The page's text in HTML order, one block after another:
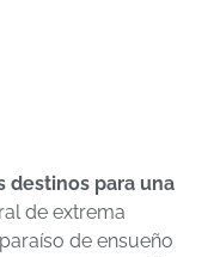
destinos para una
de extrema
de ensueño